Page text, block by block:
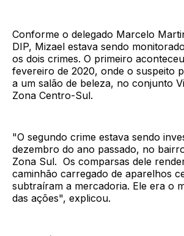
Conforme o delegado Marcelo
DIP, Mizael estava sendo
os dois crimes. O primeiro
fevereiro de 2020, onde o suspeito
a um salão de beleza, no conjunto
Zona Centro-Sul.
"O segundo crime estava sendo
dezembro do ano passado, no
Zona Sul. Os comparsas dele
caminhão carregado de aparelhos
subtraíram a mercadoria. Ele era o
das ações", explicou.